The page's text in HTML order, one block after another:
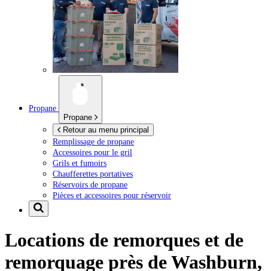
Propane
Propane
Retour au menu principal
Remplissage de propane
Accessoires pour le gril
Grils et fumoirs
Chaufferettes portatives
Réservoirs de propane
Pièces et accessoires pour réservoir
Locations de remorques et de
remorquage près deWashburn,